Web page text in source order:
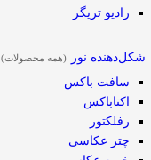
رادیو تریگر
شکل‌دهنده نور (همه محصولات)
سافت باکس
اکتاباکس
رفلکتور
چتر عکاسی